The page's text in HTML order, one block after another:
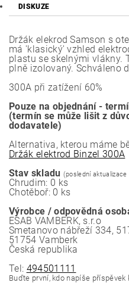
DISKUZE
Držák elekrod Samson s
má 'klasický' vzhled
plastu se skelnými vlákny.
plně izolovaný. Schváleno
300A při zatížení 60%
Pouze na objednání -
(termín se může lišit z
dodavatele)
Alternativa, kterou máme
Držák elektrod Binzel 300A
Stav skladu (poslední aktualizace
Chrudim: 0 ks
Chotěboř: 0 ks
Výrobce / odpovědná
ESAB VAMBERK, s.r.o
Smetanovo nábřeží 334,
51754 Vamberk
Česká republika
Tel: 494501111
Buďte první, kdo napíše příspěvek